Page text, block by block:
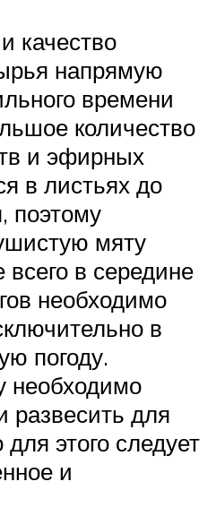
качество
напрямую
времени
количество
и эфирных
в листьях до
поэтому
мяту
в середине
необходимо
в
погоду.
необходимо
развесить для
этого следует
и